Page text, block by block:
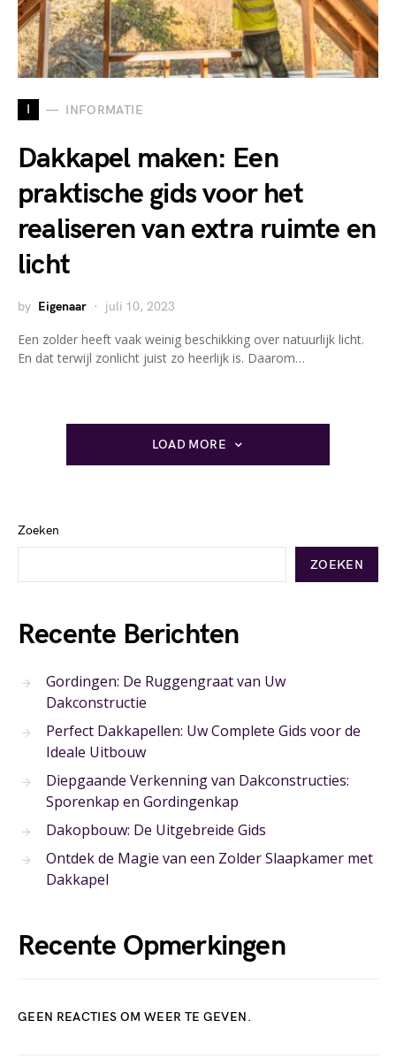
I INFORMATIE
Dakkapel maken: Een
praktische gids voor het
realiseren van extra ruimte en
licht
by Eigenaar juli 10, 2023
Een zolder heeft vaak weinig beschikking over natuurlijk licht.
En dat terwijl zonlicht juist zo heerlijk is. Daarom…
LOAD MORE
Zoeken
ZOEKEN
Recente Berichten
Gordingen: De Ruggengraat van Uw
Dakconstructie
Perfect Dakkapellen: Uw Complete Gids voor de
Ideale Uitbouw
Diepgaande Verkenning van Dakconstructies:
Sporenkap en Gordingenkap
Dakopbouw: De Uitgebreide Gids
Ontdek de Magie van een Zolder Slaapkamer met
Dakkapel
Recente Opmerkingen
GEEN REACTIES OM WEER TE GEVEN.